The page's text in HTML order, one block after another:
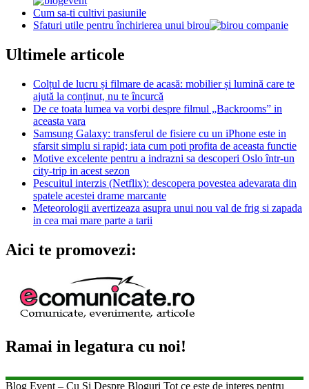
Cum sa-ti cultivi pasiunile
Sfaturi utile pentru închirierea unui birou
Ultimele articole
Colțul de lucru și filmare de acasă: mobilier și lumină care te
ajută la conținut, nu te încurcă
De ce toata lumea va vorbi despre filmul „Backrooms” in
aceasta vara
Samsung Galaxy: transferul de fisiere cu un iPhone este in
sfarsit simplu si rapid; iata cum poti profita de aceasta functie
Motive excelente pentru a indrazni sa descoperi Oslo într-un
city-trip in acest sezon
Pescuitul interzis (Netflix): descopera povestea adevarata din
spatele acestei drame marcante
Meteorologii avertizeaza asupra unui nou val de frig si zapada
in cea mai mare parte a tarii
Aici te promovezi:
Ramai in legatura cu noi!
Blog Event – Cu Si Despre Bloguri Tot ce este de interes pentru